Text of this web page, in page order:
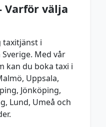
Varför välja
taxitjänst i
Med vår
kan du boka taxi i
Uppsala,
Jönköping,
Lund, Umeå och